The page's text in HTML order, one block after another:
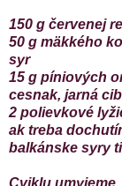
150 g červenej
50 g mäkkého
syr
15 g píniových
cesnak, jarná
2 polievkové
ak treba
balkánske syry
Cviklu